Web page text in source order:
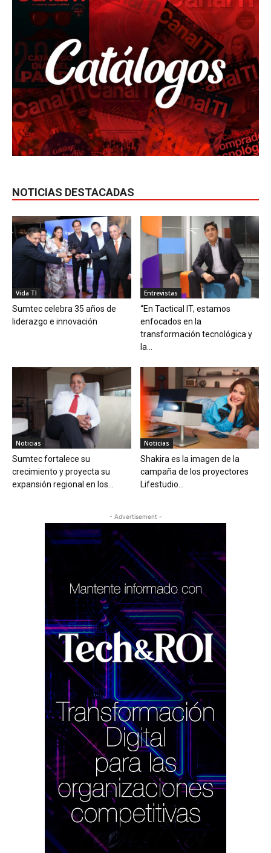
NOTICIAS DESTACADAS
Vida TI
Sumtec celebra 35 años de
liderazgo e innovación
Entrevistas
“En Tactical IT, estamos
enfocados en la
transformación tecnológica y
la...
Noticias
Sumtec fortalece su
crecimiento y proyecta su
expansión regional en los...
Noticias
Shakira es la imagen de la
campaña de los proyectores
Lifestudio...
- Advertisement -